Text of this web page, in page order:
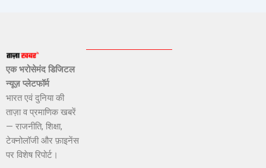
एक भरोसेमंद डिजिटल
न्यूज़ प्लेटफॉर्म
भारत एवं दुनिया की
ताज़ा व प्रमाणिक खबरें
— राजनीति, शिक्षा,
टेक्नोलॉजी और फ़ाइनेंस
पर विशेष रिपोर्ट।